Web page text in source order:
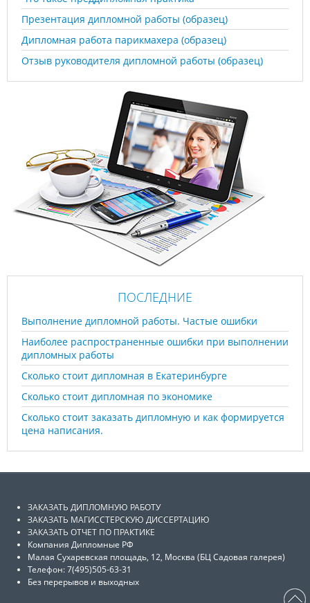
Презентация дипломной работы (образец)
Дипломная работа парикмахера (образец)
Отзыв руководителя дипломной работы (образец)
ПОСЛЕДНИЕ
Выполнение дипломной работы. Частые ошибки
Наиболее распространенные ошибки при выполнении
дипломных работы
Сколько стоит дипломная в Екатеринбурге
Сколько стоит дипломная по экономике
Сколько стоит заказать дипломную и как формируется
цена написания.
ЗАКАЗАТЬ ДИПЛОМНУЮ РАБОТУ
ЗАКАЗАТЬ МАГИССТЕРСКУЮ ДИССЕРТАЦИЮ
ЗАКАЗАТЬ ОТЧЕТ ПО ПРАКТИКЕ
Компания Дипломные РФ
Малая Сухаревская площадь, 12, Москва (БЦ Садовая галерея)
Телефон: 7(495)505-63-31
Без перерывов и выходных